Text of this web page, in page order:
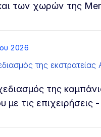
των χωρών της
2026
της
της
με τις